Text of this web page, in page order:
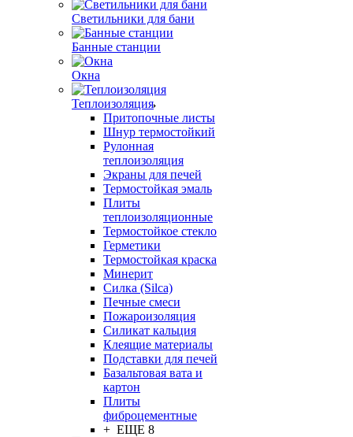
Светильники для бани
Банные станции
Окна
Теплоизоляция
Притопочные листы
Шнур термостойкий
Рулонная
теплоизоляция
Экраны для печей
Термостойкая эмаль
Плиты
теплоизоляционные
Термостойкое стекло
Герметики
Термостойкая краска
Минерит
Силка (Silca)
Печные смеси
Пожароизоляция
Силикат кальция
Клеящие материалы
Подставки для печей
Базальтовая вата и
картон
Плиты
фиброцементные
+ ЕЩЕ 8